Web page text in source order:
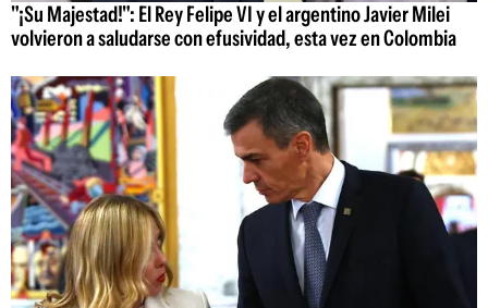
"¡Su Majestad!": El Rey Felipe VI y el argentino Javier Milei
volvieron a saludarse con efusividad, esta vez en Colombia